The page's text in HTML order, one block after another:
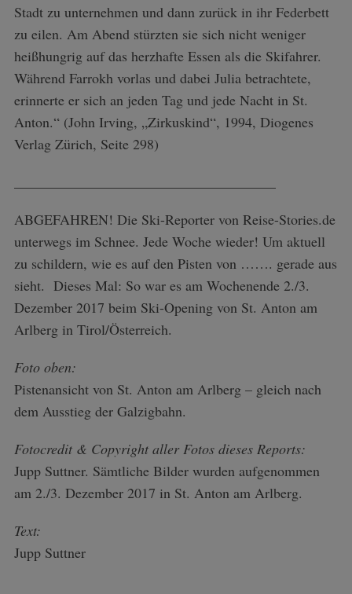
Stadt zu unternehmen und dann zurück in ihr Federbett
zu eilen. Am Abend stürzten sie sich nicht weniger
heißhungrig auf das herzhafte Essen als die Skifahrer.
Während Farrokh vorlas und dabei Julia betrachtete,
erinnerte er sich an jeden Tag und jede Nacht in St.
Anton.“ (John Irving, „Zirkuskind“, 1994, Diogenes
Verlag Zürich, Seite 298)
ABGEFAHREN! Die Ski-Reporter von Reise-Stories.de
unterwegs im Schnee. Jede Woche wieder! Um aktuell
zu schildern, wie es auf den Pisten von ……. gerade aus
sieht. Dieses Mal: So war es am Wochenende 2./3.
Dezember 2017 beim Ski-Opening von St. Anton am
Arlberg in Tirol/Österreich.
Foto oben:
Pistenansicht von St. Anton am Arlberg – gleich nach
dem Ausstieg der Galzigbahn.
Fotocredit & Copyright aller Fotos dieses Reports:
Jupp Suttner. Sämtliche Bilder wurden aufgenommen
am 2./3. Dezember 2017 in St. Anton am Arlberg.
Text:
Jupp Suttner